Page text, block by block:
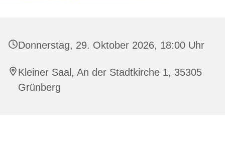
Donnerstag, 29. Oktober 2026, 18:00 Uhr
Kleiner Saal, An der Stadtkirche 1, 35305
Grünberg